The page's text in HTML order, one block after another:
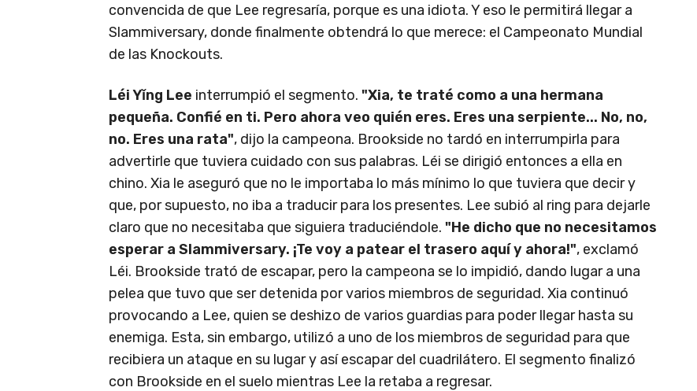
convencida de que Lee regresaría, porque es una idiota. Y eso le permitirá llegar a
Slammiversary, donde finalmente obtendrá lo que merece: el Campeonato Mundial
de las Knockouts.
Léi Yǐng Lee interrumpió el segmento. "Xia, te traté como a una hermana
pequeña. Confié en ti. Pero ahora veo quién eres. Eres una serpiente... No, no,
no. Eres una rata", dijo la campeona. Brookside no tardó en interrumpirla para
advertirle que tuviera cuidado con sus palabras. Léi se dirigió entonces a ella en
chino. Xia le aseguró que no le importaba lo más mínimo lo que tuviera que decir y
que, por supuesto, no iba a traducir para los presentes. Lee subió al ring para dejarle
claro que no necesitaba que siguiera traduciéndole. "He dicho que no necesitamos
esperar a Slammiversary. ¡Te voy a patear el trasero aquí y ahora!", exclamó
Léi. Brookside trató de escapar, pero la campeona se lo impidió, dando lugar a una
pelea que tuvo que ser detenida por varios miembros de seguridad. Xia continuó
provocando a Lee, quien se deshizo de varios guardias para poder llegar hasta su
enemiga. Esta, sin embargo, utilizó a uno de los miembros de seguridad para que
recibiera un ataque en su lugar y así escapar del cuadrilátero. El segmento finalizó
con Brookside en el suelo mientras Lee la retaba a regresar.